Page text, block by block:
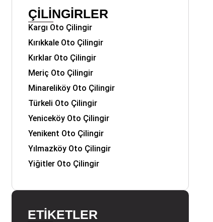
ÇİLİNGİRLER
Kargı Oto Çilingir
Kırıkkale Oto Çilingir
Kırklar Oto Çilingir
Meriç Oto Çilingir
Minareliköy Oto Çilingir
Türkeli Oto Çilingir
Yeniceköy Oto Çilingir
Yenikent Oto Çilingir
Yılmazköy Oto Çilingir
Yiğitler Oto Çilingir
ETİKETLER